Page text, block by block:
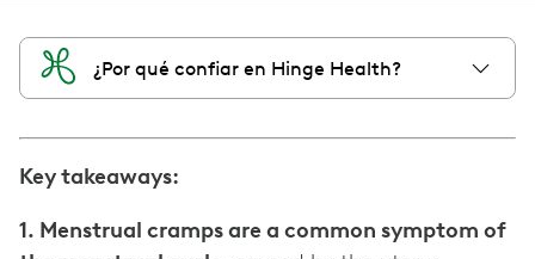
¿Por qué confiar en Hinge Health?
Key takeaways:
1. Menstrual cramps are a common symptom of